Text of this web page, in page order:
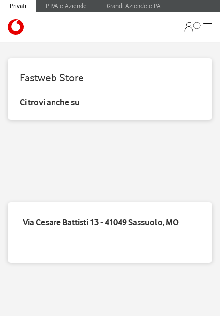
Privati P.IVA e Aziende Grandi Aziende e PA
Fastweb Store
Ci trovi anche su
Via Cesare Battisti 13 - 41049 Sassuolo, MO